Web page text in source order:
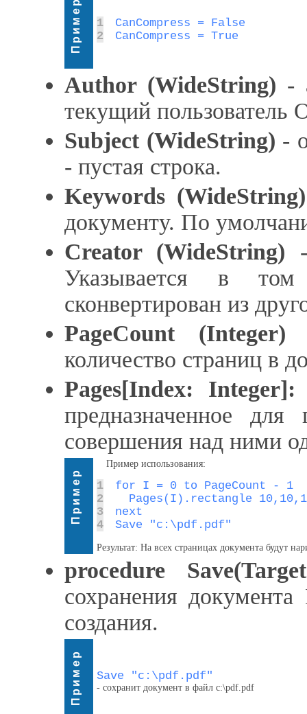
Пример 1
2
CanCompress = True
Author (WideString) -
текущий пользователь
Subject (WideString) -
- пустая строка.
Keywords (WideString)
документу. По
Creator (WideString)
Указывается в
сконвертирован из
PageCount (Integer)
количество страниц в
Pages[Index: Integer]:
предназначенное
совершения над ними
Пример
Пример использования:
1
for I = 0 to PageCount - 1
2
3
4
Save "c:\pdf.pdf"
Результат: На всех страницах документа будут
procedure
сохранения
создания.
Пример Save "c:\pdf.pdf"
- сохранит документ в файл c:\pdf.pdf